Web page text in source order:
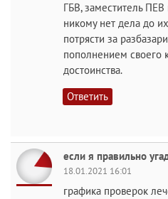
ГБВ, заместитель
никому нет дела до
потрясти за
пополнением своего
достоинства.
Ответить
если я правильно
18.01.2021 16:01
графика проверок